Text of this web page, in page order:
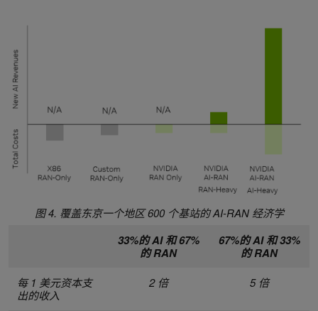
图 4. 覆盖东京一个地区 600 个基站的 AI-RAN 经济学
33%的 AI 和 67%
的 RAN
67%的 AI 和 33%
的 RAN
每 1 美元资本支
出的收入
2 倍 5 倍